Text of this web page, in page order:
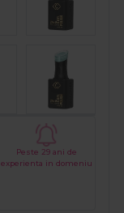
Peste 29 ani de
experienta in domeniu